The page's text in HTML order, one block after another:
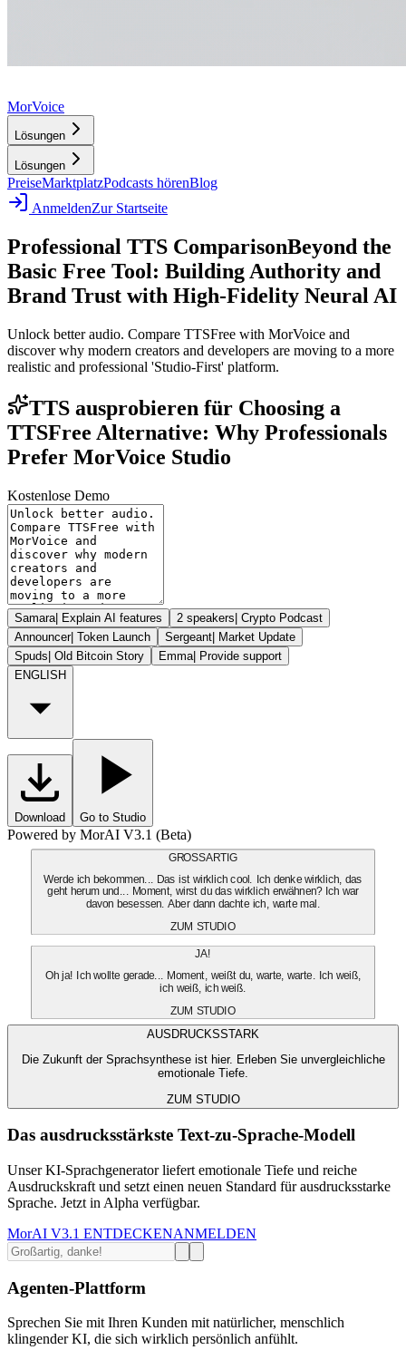
MorVoice
Lösungen
Lösungen
PreiseMarktplatzPodcasts hörenBlog
AnmeldenZur Startseite
Professional TTS ComparisonBeyond the
Basic Free Tool: Building Authority and
Brand Trust with High-Fidelity Neural AI
Unlock better audio. Compare TTSFree with MorVoice and
discover why modern creators and developers are moving to a more
realistic and professional 'Studio-First' platform.
TTS ausprobieren für Choosing a
TTSFree Alternative: Why Professionals
Prefer MorVoice Studio
Kostenlose Demo
Samara| Explain AI features 2 speakers| Crypto Podcast
Announcer| Token Launch Sergeant| Market Update
Spuds| Old Bitcoin Story Emma| Provide support
ENGLISH
Download Go to Studio
Powered by MorAI V3.1 (Beta)
GROSSARTIG
Werde ich bekommen... Das ist wirklich cool. Ich denke wirklich, das
geht herum und... Moment, wirst du das wirklich erwähnen? Ich war
davon besessen. Aber dann dachte ich, warte mal.
ZUM STUDIO
JA!
Oh ja! Ich wollte gerade... Moment, weißt du, warte, warte. Ich weiß,
ich weiß, ich weiß.
ZUM STUDIO
AUSDRUCKSSTARK
Die Zukunft der Sprachsynthese ist hier. Erleben Sie unvergleichliche
emotionale Tiefe.
ZUM STUDIO
Das ausdrucksstärkste Text-zu-Sprache-Modell
Unser KI-Sprachgenerator liefert emotionale Tiefe und reiche
Ausdruckskraft und setzt einen neuen Standard für ausdrucksstarke
Sprache. Jetzt in Alpha verfügbar.
MorAI V3.1 ENTDECKENANMELDEN
Agenten-Plattform
Sprechen Sie mit Ihren Kunden mit natürlicher, menschlich
klingender KI, die sich wirklich persönlich anfühlt.